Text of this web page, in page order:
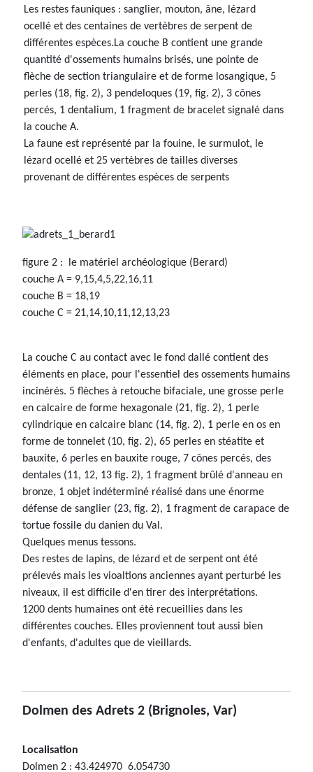
Les restes fauniques : sanglier, mouton, âne, lézard
ocellé et des centaines de vertèbres de serpent de
différentes espèces.La couche B contient une grande
quantité d'ossements humains brisés, une pointe de
flèche de section triangulaire et de forme losangique, 5
perles (18, fig. 2), 3 pendeloques (19, fig. 2), 3 cônes
percés, 1 dentalium, 1 fragment de bracelet signalé dans
la couche A.
La faune est représenté par la fouine, le surmulot, le
lézard ocellé et 25 vertèbres de tailles diverses
provenant de différentes espèces de serpents
figure 2 : le matériel archéologique (Berard)
couche A = 9,15,4,5,22,16,11
couche B = 18,19
couche C = 21,14,10,11,12,13,23
La couche C au contact avec le fond dallé contient des
éléments en place, pour l'essentiel des ossements humains
incinérés. 5 flèches à retouche bifaciale, une grosse perle
en calcaire de forme hexagonale (21, fig. 2), 1 perle
cylindrique en calcaire blanc (14, fig. 2), 1 perle en os en
forme de tonnelet (10, fig. 2), 65 perles en stéatite et
bauxite, 6 perles en bauxite rouge, 7 cônes percés, des
dentales (11, 12, 13 fig. 2), 1 fragment brûlé d'anneau en
bronze, 1 objet indéterminé réalisé dans une énorme
défense de sanglier (23, fig. 2), 1 fragment de carapace de
tortue fossile du danien du Val.
Quelques menus tessons.
Des restes de lapins, de lézard et de serpent ont été
prélevés mais les vioaltions anciennes ayant perturbé les
niveaux, il est difficile d'en tirer des interprétations.
1200 dents humaines ont été recueillies dans les
différentes couches. Elles proviennent tout aussi bien
d'enfants, d'adultes que de vieillards.
Dolmen des Adrets 2 (Brignoles, Var)
Localisation
Dolmen 2 : 43.424970 6.054730